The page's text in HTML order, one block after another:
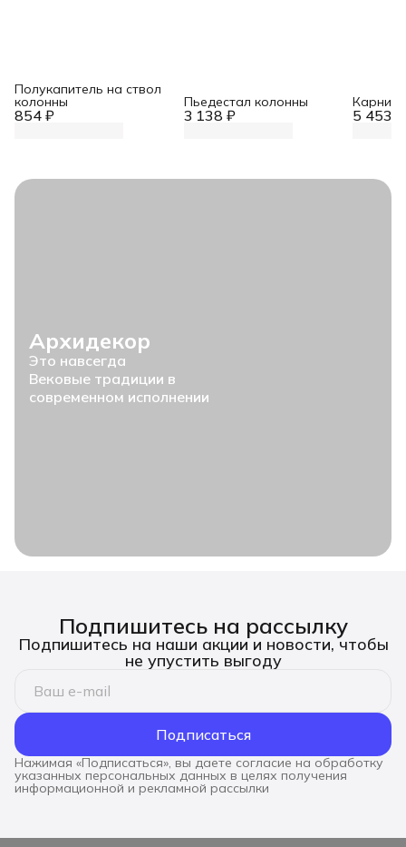
854 ₽
Полукапитель на ствол
колонны
3 138 ₽
Пьедестал колонны
5 453 ₽
Карниз
Архидекор
Это навсегда
Вековые традиции в
современном исполнении
Подпишитесь на рассылку
Подпишитесь на наши акции и новости, чтобы
не упустить выгоду
Подписаться
Нажимая «Подписаться», вы даете согласие на обработку
указанных персональных данных в целях получения
информационной и рекламной рассылки